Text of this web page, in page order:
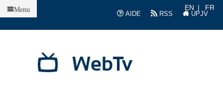
AIDE
RSS UPJV
EN FR
WebTv
Menu